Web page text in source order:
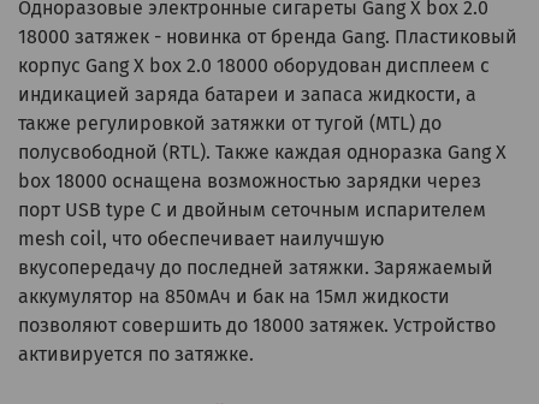
Одноразовые электронные сигареты Gang X box 2.0
18000 затяжек - новинка от бренда Gang. Пластиковый
корпус Gang X box 2.0 18000 оборудован дисплеем с
индикацией заряда батареи и запаса жидкости, а
также регулировкой затяжки от тугой (MTL) до
полусвободной (RTL). Также каждая одноразка Gang X
box 18000 оснащена возможностью зарядки через
порт USB type C и двойным сеточным испарителем
mesh coil, что обеспечивает наилучшую
вкусопередачу до последней затяжки. Заряжаемый
аккумулятор на 850мАч и бак на 15мл жидкости
позволяют совершить до 18000 затяжек. Устройство
активируется по затяжке.